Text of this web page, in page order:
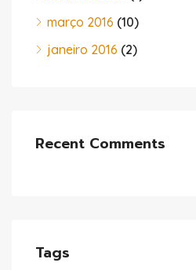
março 2016 (10)
janeiro 2016 (2)
Recent Comments
Tags